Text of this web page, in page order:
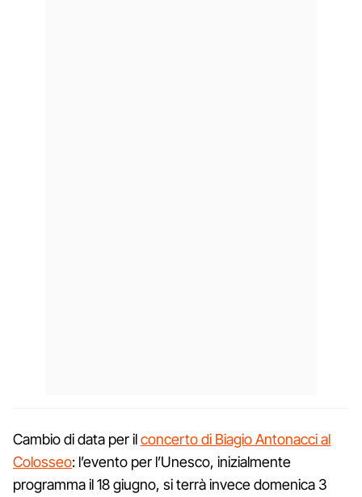
Cambio di data per ilconcerto di Biagio Antonacci al
Colosseo: l’evento per l’Unesco, inizialmente
programma il 18 giugno, si terrà invece domenica 3